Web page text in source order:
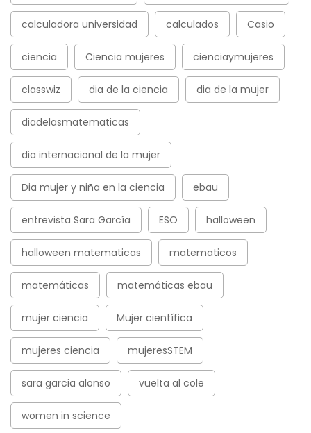
calculadora universidad calculados Casio
ciencia Ciencia mujeres cienciaymujeres
classwiz dia de la ciencia dia de la mujer
diadelasmatematicas
dia internacional de la mujer
Dia mujer y niña en la ciencia ebau
entrevista Sara García ESO halloween
halloween matematicas matematicos
matemáticas matemáticas ebau
mujer ciencia Mujer científica
mujeres ciencia mujeresSTEM
sara garcia alonso vuelta al cole
women in science